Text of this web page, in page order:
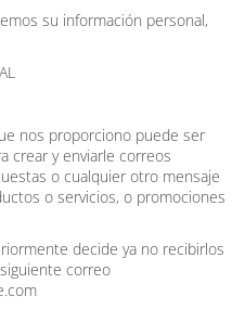
su información personal,
nos proporciono puede ser
crear y enviarle correos
o cualquier otro mensaje
o servicios, o promociones
decide ya no recibirlos
correo